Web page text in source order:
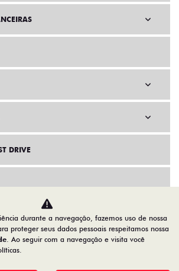
DRIVE
durante a navegação, fazemos uso de nossa
proteger seus dados pessoais respeitamos nossa
. Ao seguir com a navegação e visita você